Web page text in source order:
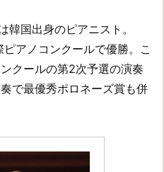
国出身のピアニスト。
アノコンクールで優勝。こ
クールの第2次予選の演奏
で最優秀ポロネーズ賞も併